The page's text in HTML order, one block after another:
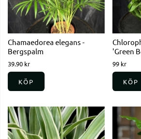
Chamaedorea elegans -
Bergspalm
39.90 kr
KÖP
'Green
99 kr
KÖP